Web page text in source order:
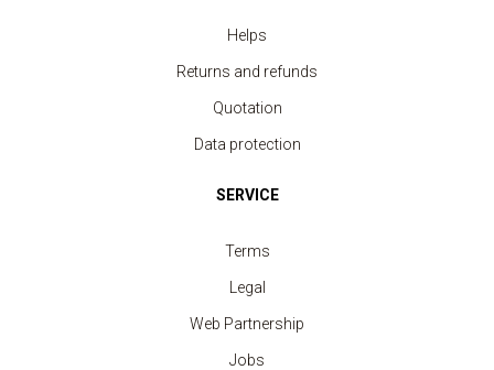
Helps
Returns and refunds
Quotation
Data protection
SERVICE
Terms
Legal
Web Partnership
Jobs